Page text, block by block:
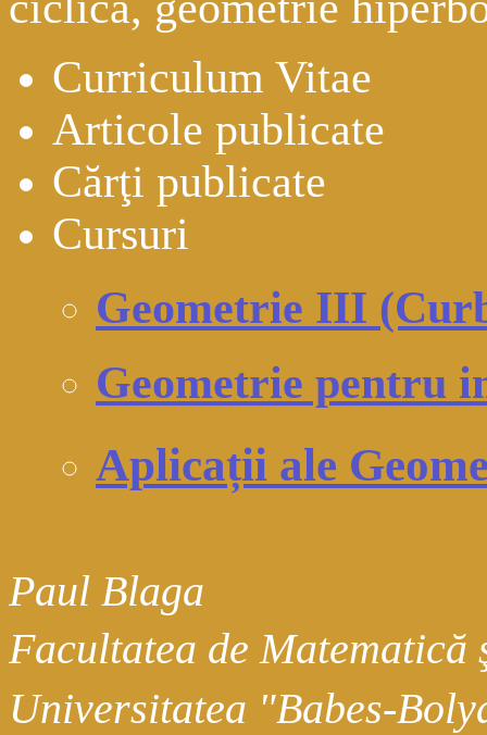
Curriculum Vitae
Articole publicate
Cărţi publicate
Cursuri
Geometrie III
Geometrie pentru
Aplicații ale
Paul Blaga
Facultatea de
Universitatea "Babes-